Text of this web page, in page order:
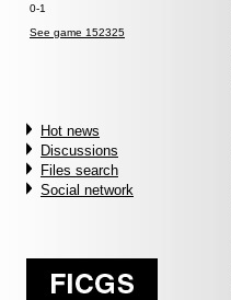
0-1
See game 152325
Hot news
Discussions
Files search
Social network